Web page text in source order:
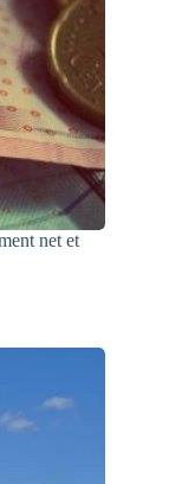
net et